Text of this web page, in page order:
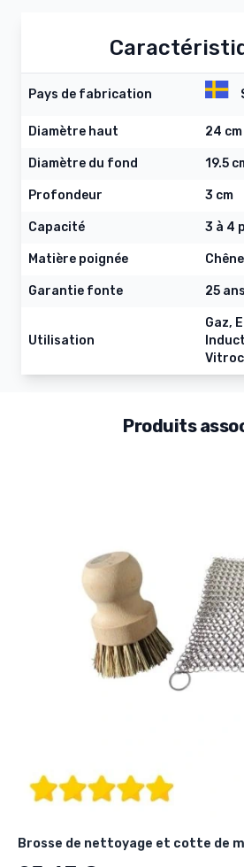
Pays de fabrication
Diamètre haut 24 cm
Diamètre du fond 19.5
Profondeur 3 cm
Capacité 3 à 4
Matière poignée Chêne
Garantie fonte 25 ans
Utilisation
Gaz,
Produits
Brosse de nettoyage et cotte de